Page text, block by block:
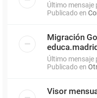
Último mensaje
Publicado en
Migración
Último mensaje
Publicado en
Visor